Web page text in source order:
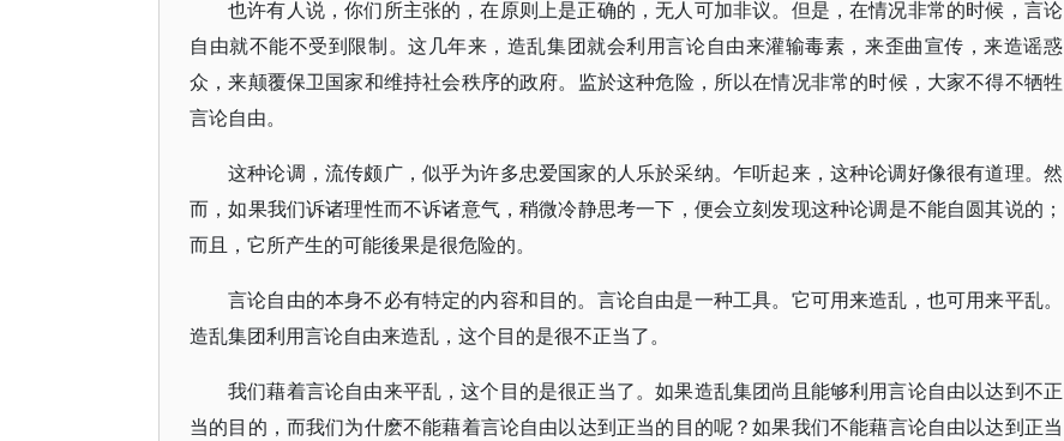
也许有人说，你们所主张的，在原则上是正确的，无人可加非议。但是，在情况非常的时候，言论
自由就不能不受到限制。这几年来，造乱集团就会利用言论自由来灌输毒素，来歪曲宣传，来造谣惑
众，来颠覆保卫国家和维持社会秩序的政府。监於这种危险，所以在情况非常的时候，大家不得不牺牲
言论自由。
这种论调，流传颇广，似乎为许多忠爱国家的人乐於采纳。乍听起来，这种论调好像很有道理。然
而，如果我们诉诸理性而不诉诸意气，稍微冷静思考一下，便会立刻发现这种论调是不能自圆其说的；
而且，它所产生的可能後果是很危险的。
言论自由的本身不必有特定的内容和目的。言论自由是一种工具。它可用来造乱，也可用来平乱。
造乱集团利用言论自由来造乱，这个目的是很不正当了。
我们藉着言论自由来平乱，这个目的是很正当了。如果造乱集团尚且能够利用言论自由以达到不正
当的目的，而我们为什麽不能藉着言论自由以达到正当的目的呢？如果我们不能藉言论自由以达到正当